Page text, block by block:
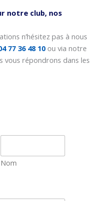
notre club, nos
n’hésitez pas à nous
77 36 48 10 ou via notre
vous répondrons dans les
Nom